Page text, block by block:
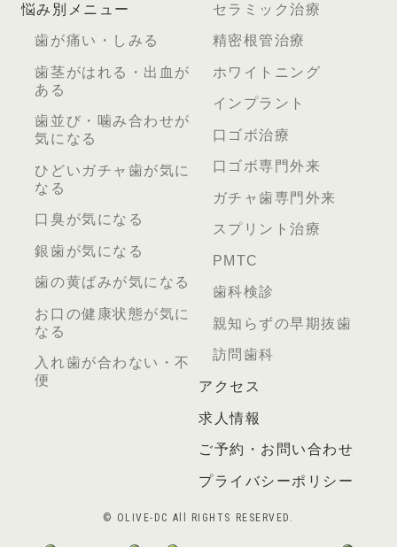
悩み別メニュー
歯が痛い・しみる
歯茎がはれる・出血が
ある
歯並び・噛み合わせが
気になる
ひどいガチャ歯が気に
なる
口臭が気になる
銀歯が気になる
歯の黄ばみが気になる
お口の健康状態が気に
なる
入れ歯が合わない・不
便
セラミック治療
精密根管治療
ホワイトニング
インプラント
口ゴボ治療
口ゴボ専門外来
ガチャ歯専門外来
スプリント治療
PMTC
歯科検診
親知らずの早期抜歯
訪問歯科
アクセス
求人情報
ご予約・お問い合わせ
プライバシーポリシー
© OLIVE-DC All RIGHTS RESERVED.